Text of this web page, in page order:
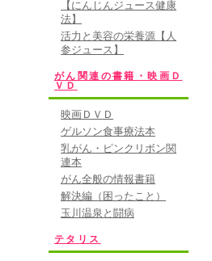
【にんじんジュース健康
法】
活力と美容の栄養源【人
参ジュース】
がん関連の書籍・映画Ｄ
ＶＤ
映画ＤＶＤ
ゲルソン食事療法本
乳がん・ピンクリボン関
連本
がん全般の情報書籍
解決編（困ったこと）
玉川温泉と闘病
テタリス